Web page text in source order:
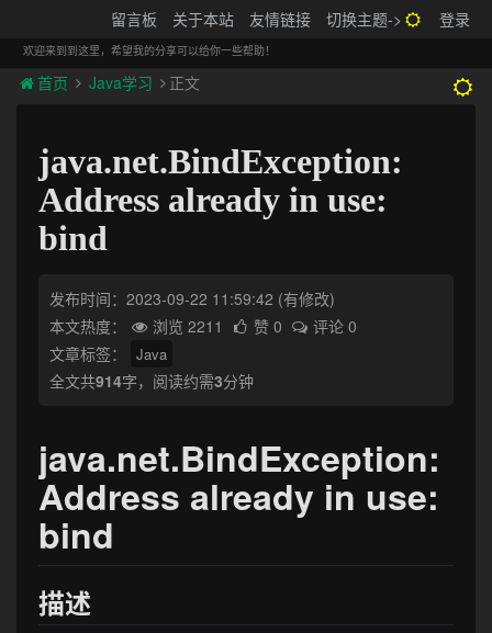
留言板 关于本站 友情链接 切换主题-> 登录
欢迎来到到这里，希望我的分享可以给你一些帮助！
首页 Java学习 正文
java.net.BindException:
Address already in use:
bind
发布时间：2023-09-22 11:59:42 (有修改)
本文热度：
浏览 2211 赞 0
评论 0
文章标签：
Java
全文共914字，阅读约需3分钟
java.net.BindException:
Address already in use:
bind
描述